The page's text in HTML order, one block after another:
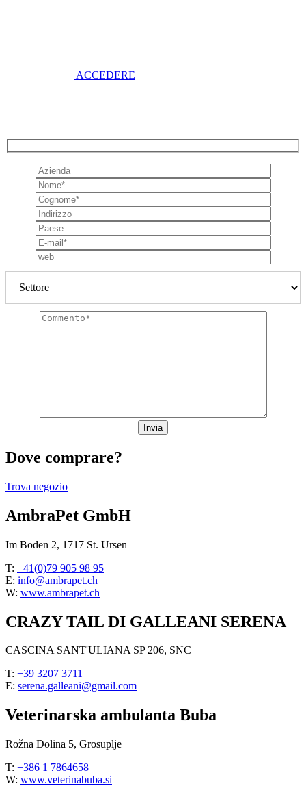
ACCEDERE
Dove comprare?
Trova negozio
AmbraPet GmbH
Im Boden 2, 1717 St. Ursen
T: +41(0)79 905 98 95
E: info@ambrapet.ch
W: www.ambrapet.ch
CRAZY TAIL DI GALLEANI SERENA
CASCINA SANT'ULIANA SP 206, SNC
T: +39 3207 3711
E: serena.galleani@gmail.com
Veterinarska ambulanta Buba
Rožna Dolina 5, Grosuplje
T: +386 1 7864658
W: www.veterinabuba.si